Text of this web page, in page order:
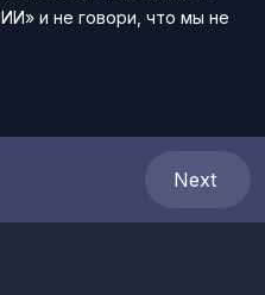
и не говори, что мы не
Next